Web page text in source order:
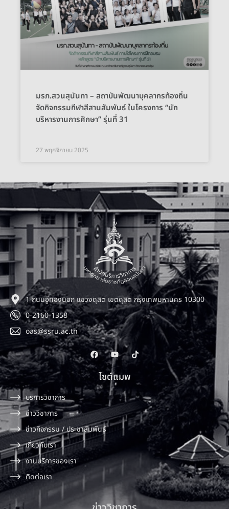
มรภ.สวนสุนันทา – สถาบันพัฒนาบุคลากรท้องถิ่น
จัดกิจกรรมกีฬาสีสานสัมพันธ์ ในโครงการ “นัก
บริหารงานการศึกษา” รุ่นที่ 31
27 พฤศจิกายน 2025
1 ถนนอู่ทองนอก แขวงดุสิต เขตดุสิต กรุงเทพมหานคร 10300
0-2160-1358
oas@ssru.ac.th
ไซต์แมพ
บริการวิชาการ
ข่าววิชาการ
ข่าวกิจกรรม / ประชาสัมพันธ์
เกี่ยวกับเรา
งานบริการของเรา
ติดต่อเรา